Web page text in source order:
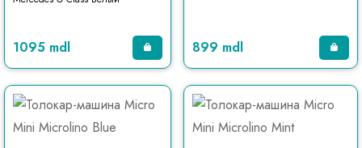
1095 mdl 899 mdl